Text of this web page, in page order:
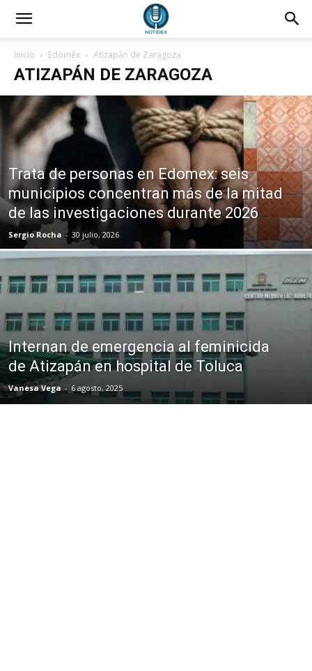
Inicio Edoméx Atizapán de Zaragoza
ATIZAPÁN DE ZARAGOZA
Trata de personas en Edomex: seis
municipios concentran más de la mitad
de las investigaciones durante 2026
Sergio Rocha - 30 julio, 2026
Internan de emergencia al feminicida
de Atizapán en hospital de Toluca
Vanesa Vega - 6 agosto, 2025